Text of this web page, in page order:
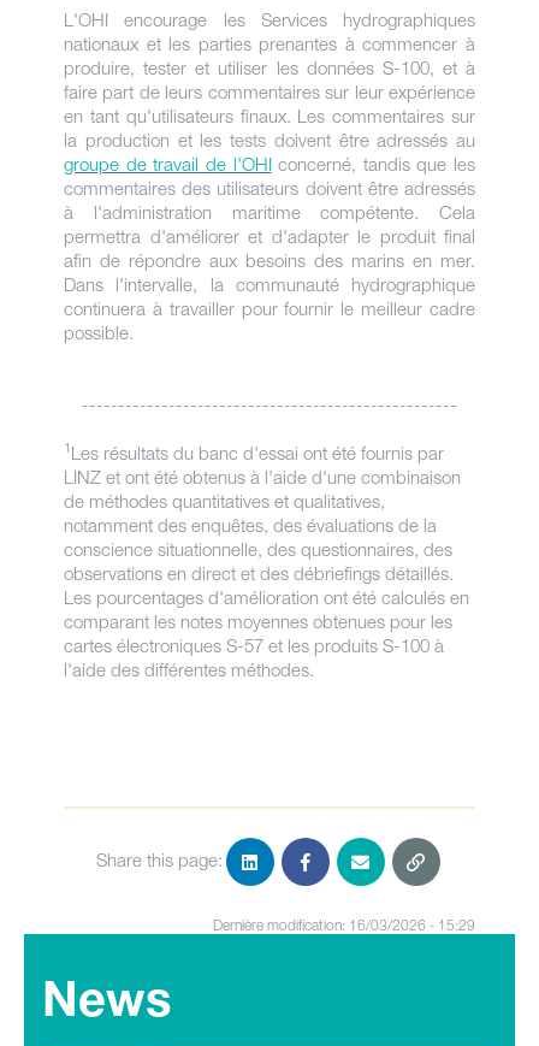
L'OHI encourage les Services hydrographiques
nationaux et les parties prenantes à commencer à
produire, tester et utiliser les données S-100, et à
faire part de leurs commentaires sur leur expérience
en tant qu'utilisateurs finaux. Les commentaires sur
la production et les tests doivent être adressés au
groupe de travail de l'OHIconcerné, tandis que les
commentaires des utilisateurs doivent être adressés
à l'administration maritime compétente. Cela
permettra d'améliorer et d'adapter le produit final
afin de répondre aux besoins des marins en mer.
Dans l'intervalle, la communauté hydrographique
continuera à travailler pour fournir le meilleur cadre
possible.
----------------------------------------------------
1 Les résultats du banc d'essai ont été fournis par
LINZ et ont été obtenus à l'aide d'une combinaison
de méthodes quantitatives et qualitatives,
notamment des enquêtes, des évaluations de la
conscience situationnelle, des questionnaires, des
observations en direct et des débriefings détaillés.
Les pourcentages d'amélioration ont été calculés en
comparant les notes moyennes obtenues pour les
cartes électroniques S-57 et les produits S-100 à
l'aide des différentes méthodes.
Share this page:
Dernière modification: 16/03/2026 - 15:29
News